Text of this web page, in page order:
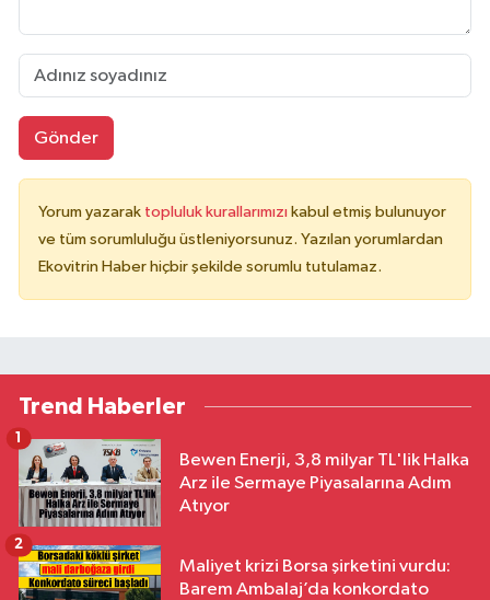
Gönder
Yorum yazarak topluluk kurallarımızı kabul etmiş bulunuyor
ve tüm sorumluluğu üstleniyorsunuz. Yazılan yorumlardan
Ekovitrin Haber hiçbir şekilde sorumlu tutulamaz.
Trend Haberler
Bewen Enerji, 3,8 milyar TL'lik Halka
Arz ile Sermaye Piyasalarına Adım
Atıyor
1
Maliyet krizi Borsa şirketini vurdu:
Barem Ambalaj’da konkordato
2